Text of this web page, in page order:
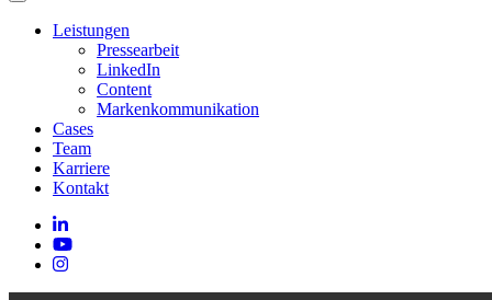
Leistungen
Pressearbeit
LinkedIn
Content
Markenkommunikation
Cases
Team
Karriere
Kontakt